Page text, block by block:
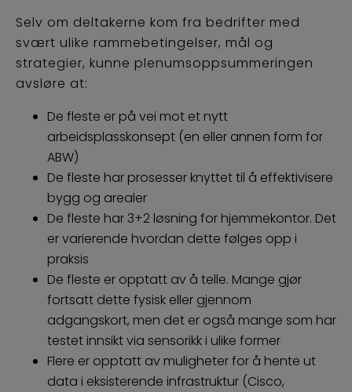
Selv om deltakerne kom fra bedrifter med
svært ulike rammebetingelser, mål og
strategier, kunne plenumsoppsummeringen
avsløre at:
De fleste er på vei mot et nytt
arbeidsplasskonsept (en eller annen form for
ABW)
De fleste har prosesser knyttet til å effektivisere
bygg og arealer
De fleste har 3+2 løsning for hjemmekontor. Det
er varierende hvordan dette følges opp i
praksis
De fleste er opptatt av å telle. Mange gjør
fortsatt dette fysisk eller gjennom
adgangskort, men det er også mange som har
testet innsikt via sensorikk i ulike former
Flere er opptatt av muligheter for å hente ut
data i eksisterende infrastruktur (Cisco,